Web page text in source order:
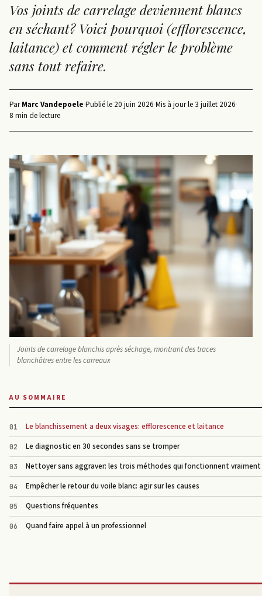
Vos joints de carrelage deviennent blancs
en séchant? Voici pourquoi (efflorescence,
laitance) et comment régler le problème
sans tout refaire.
ParMarc Vandepoele·Publié le 20 juin 2026·Mis à jour le 3 juillet 2026·
8 min de lecture
Joints de carrelage blanchis après séchage, montrant des traces
blanchâtres entre les carreaux
AU SOMMAIRE
Le blanchissement a deux visages: efflorescence et laitance
Le diagnostic en 30 secondes sans se tromper
Nettoyer sans aggraver: les trois méthodes qui fonctionnent vraiment
Empêcher le retour du voile blanc: agir sur les causes
Questions fréquentes
Quand faire appel à un professionnel